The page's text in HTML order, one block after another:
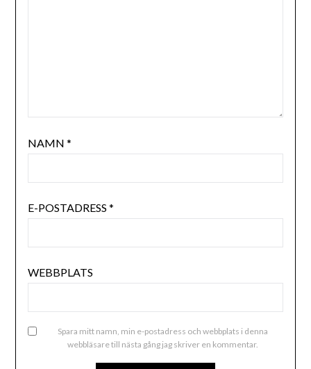
NAMN *
E-POSTADRESS *
WEBBPLATS
Spara mitt namn, min e-postadress och webbplats i denna
webbläsare till nästa gång jag skriver en kommentar.